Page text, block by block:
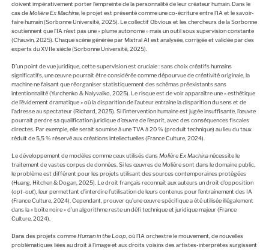
doivent impérativement porter l’empreinte de la personnalité de leur créateur humain. Dans le
cas deMolière Ex Machina, le projet est présenté comme une co-écriture entre l’IA et le savoir-
faire humain (Sorbonne Université, 2025). Le collectif Obvious et les chercheurs de la Sorbonne
soutiennent que l’IA n’est pas une « plume autonome » mais un outil sous supervision constante
(Chauvin, 2025). Chaque scène générée par Mistral AI est analysée, corrigée et validée par des
experts du XVIIe siècle (Sorbonne Université, 2025).
D’un point de vue juridique, cette supervision est cruciale : sans choix créatifs humains
significatifs, une œuvre pourrait être considérée comme dépourvue de créativité originale, la
machine ne faisant que réorganiser statistiquement des schémas préexistants sans
intentionnalité (Yurchenko & Nalyvaiko, 2025). Le risque est de voir apparaître une « esthétique
de l’évidement dramatique » où la disparition de l’auteur entraîne la disparition du sens et de
l’adresse au spectateur (Richard, 2025). Si l’intervention humaine est jugée insuffisante, l’œuvre
pourrait perdre sa qualification juridique d’œuvre de l’esprit, avec des conséquences fiscales
directes. Par exemple, elle serait soumise à une TVA à 20 % (produit technique) au lieu du taux
réduit de 5,5 % réservé aux créations intellectuelles (France Culture, 2024).
Le développement de modèles comme ceux utilisés dansMolière Ex Machinanécessite le
traitement de vastes corpus de données. Si les œuvres de Molière sont dans le domaine public,
le problème est différent pour les projets utilisant des sources contemporaines protégées
(Huang, Hitchen & Dogan, 2025). Le droit français reconnaît aux auteurs un droit d’opposition
(opt-out), leur permettant d’interdire l’utilisation de leurs contenus pour l’entraînement des IA
(France Culture, 2024). Cependant, prouver qu’une œuvre spécifique a été utilisée illégalement
dans la « boîte noire » d’un algorithme reste un défi technique et juridique majeur (France
Culture, 2024).
Dans des projets commeHuman in the Loop, où l’IA orchestre le mouvement, de nouvelles
problématiques liées au droit à l’image et aux droits voisins des artistes-interprètes surgissent